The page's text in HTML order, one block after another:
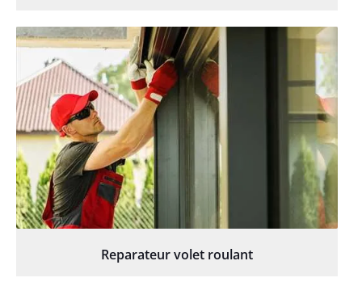
Reparateur volet roulant